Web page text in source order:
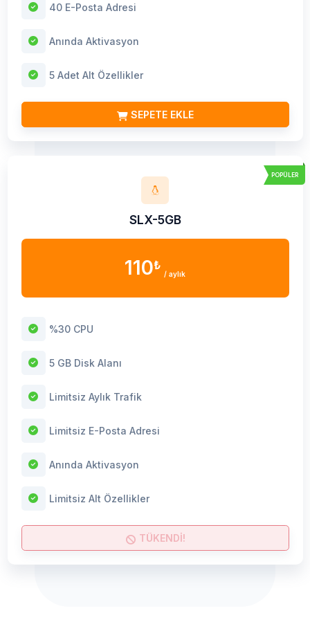
40 E-Posta Adresi
Anında Aktivasyon
5 Adet Alt Özellikler
SEPETE EKLE
POPÜLER
SLX-5GB
110₺
/ aylık
%30 CPU
5 GB Disk Alanı
Limitsiz Aylık Trafik
Limitsiz E-Posta Adresi
Anında Aktivasyon
Limitsiz Alt Özellikler
TÜKENDİ!